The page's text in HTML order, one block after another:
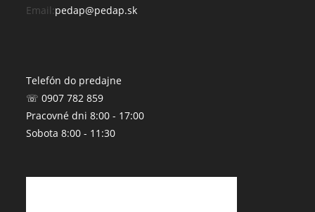
in
Email:pedap@pedap.skOpens
Telefón do predajne
☏ 0907 782 859
Pracovné dni 8:00 - 17:00
Sobota 8:00 - 11:30